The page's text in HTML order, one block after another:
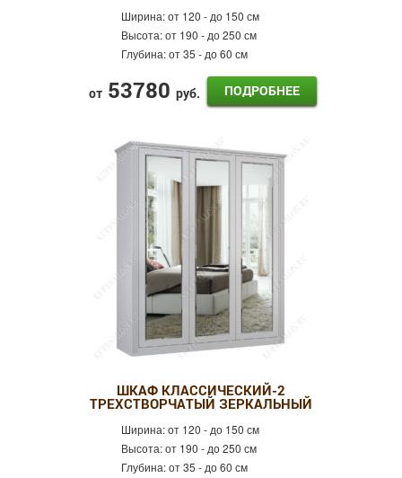
Ширина:от 120 - до 150 см
Высота:от 190 - до 250 см
Глубина:от 35 - до 60 см
от 53780 руб. ПОДРОБНЕЕ
ШКАФ КЛАССИЧЕСКИЙ-2
ТРЕХСТВОРЧАТЫЙ ЗЕРКАЛЬНЫЙ
Ширина:от 120 - до 150 см
Высота:от 190 - до 250 см
Глубина:от 35 - до 60 см